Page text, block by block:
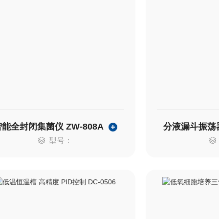
能全封闭集菌仪 ZW-808A
型号：